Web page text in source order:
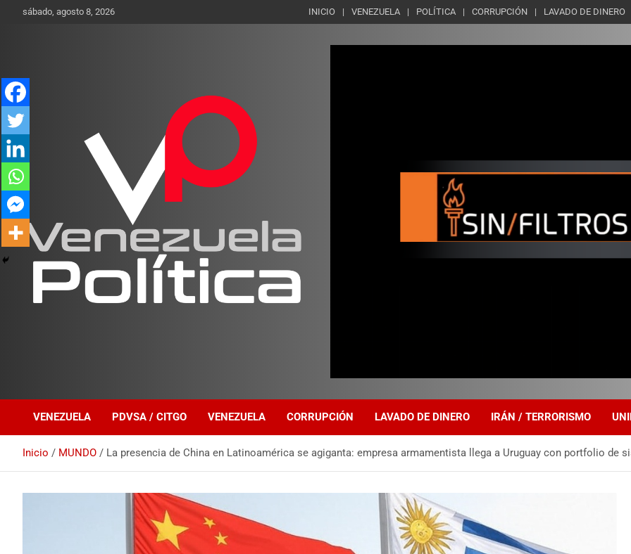
sábado, agosto 8, 2026 INICIO VENEZUELA POLÍTICA CORRUPCIÓN LAVADO DE DINERO
VENEZUELA PDVSA / CITGO VENEZUELA CORRUPCIÓN LAVADO DE DINERO IRÁN / TERRORISMO
Inicio MUNDO La presencia de China en Latinoamérica se agiganta: empresa armamentista llega a Uruguay con portfolio de